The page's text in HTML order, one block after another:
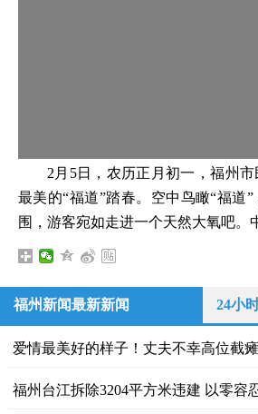
2月5日，农历正月初一，福州
最美的“福道”踏春。空中鸟瞰“福道
围，游客宛如走进一个天然大氧吧。
福州新闻最新新闻 24小
爱情最美好的样子！丈夫不幸高位截
福州台江拆除3204平方米违建 以零容